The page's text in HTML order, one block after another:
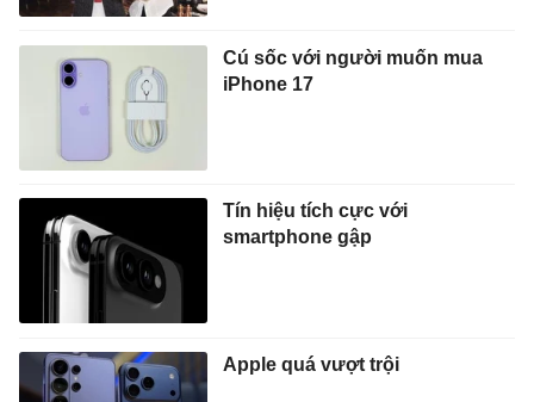
Cú sốc với người muốn mua
iPhone 17
Tín hiệu tích cực với
smartphone gập
Apple quá vượt trội